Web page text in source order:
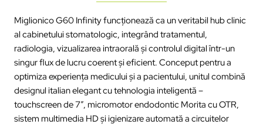
Miglionico G60 Infinity funcționează ca un veritabil hub clinic
al cabinetului stomatologic, integrând tratamentul,
radiologia, vizualizarea intraorală șicontrolul digitalîntr-un
singurflux de lucrucoerentșieficient. Conceput pentrua
optimiza experiența mediculuișia pacientului, unitul combină
designul italianelegant cutehnologia inteligentă –
touchscreen de 7”, micromotor endodontic Morita cu OTR,
sistem multimedia HDșiigienizareautomată a circuitelor